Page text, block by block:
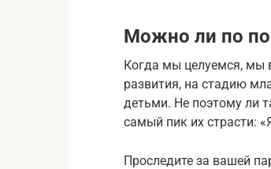
Можно ли по
Когда мы целуемся, мы
развития, на стадию
детьми. Не поэтому ли
самый пик их страсти:
Проследите за вашей